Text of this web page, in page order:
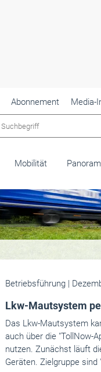
Abonnement
Media-
Mobilität
Betriebsführung |
Lkw-Mautsystem
Das Lkw-Mautsystem
auch über die "TollNow-
nutzen. Zunächst läuft
Geräten. Zielgruppe sind